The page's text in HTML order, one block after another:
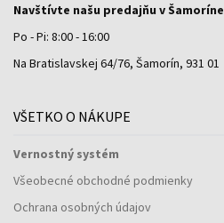
Navštívte našu predajňu v Šamoríne
Po - Pi: 8:00 - 16:00
Na Bratislavskej 64/76, Šamorín, 931 01
VŠETKO O NÁKUPE
Vernostný systém
Všeobecné obchodné podmienky
Ochrana osobných údajov